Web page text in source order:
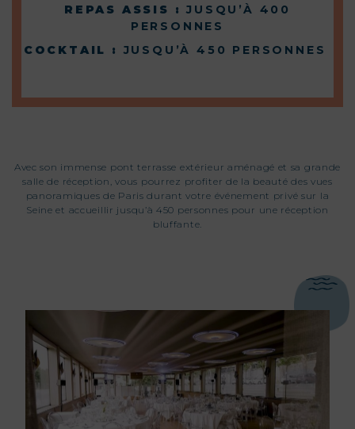
REPAS ASSIS : JUSQU’À 400
PERSONNES
COCKTAIL : JUSQU’À 450 PERSONNES
Avec son immense pont terrasse extérieur aménagé et sa grande
salle de réception, vous pourrez profiter de la beauté des vues
panoramiques de Paris durant votre événement privé sur la
Seine et accueillir jusqu’à 450 personnes pour une réception
bluffante.